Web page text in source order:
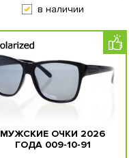
в наличии
МУЖСКИЕ ОЧКИ 2026
ГОДА 009-10-91